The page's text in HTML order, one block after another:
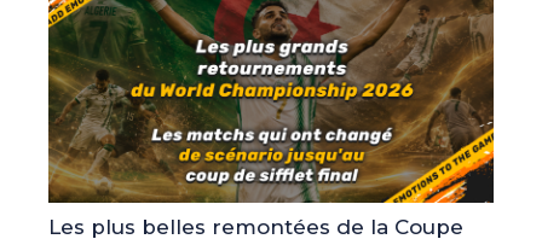
Les plus belles remontées de la Coupe